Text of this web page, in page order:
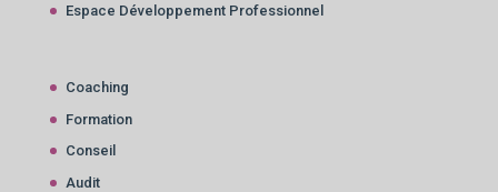
Espace Développement Professionnel
Coaching
Formation
Conseil
Audit